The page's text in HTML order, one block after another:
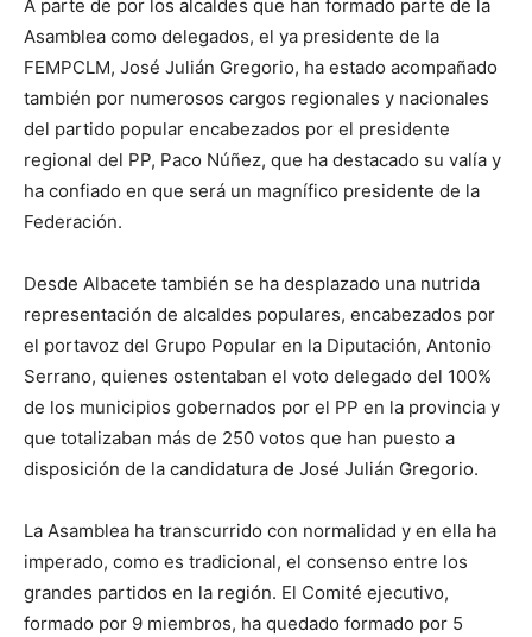
A parte de por los alcaldes que han formado parte de la
Asamblea como delegados, el ya presidente de la
FEMPCLM, José Julián Gregorio, ha estado acompañado
también por numerosos cargos regionales y nacionales
del partido popular encabezados por el presidente
regional del PP, Paco Núñez, que ha destacado su valía y
ha confiado en que será un magnífico presidente de la
Federación.
Desde Albacete también se ha desplazado una nutrida
representación de alcaldes populares, encabezados por
el portavoz del Grupo Popular en la Diputación, Antonio
Serrano, quienes ostentaban el voto delegado del 100%
de los municipios gobernados por el PP en la provincia y
que totalizaban más de 250 votos que han puesto a
disposición de la candidatura de José Julián Gregorio.
La Asamblea ha transcurrido con normalidad y en ella ha
imperado, como es tradicional, el consenso entre los
grandes partidos en la región. El Comité ejecutivo,
formado por 9 miembros, ha quedado formado por 5